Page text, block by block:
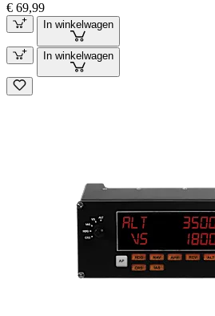
€ 69,99
In winkelwagen
In winkelwagen